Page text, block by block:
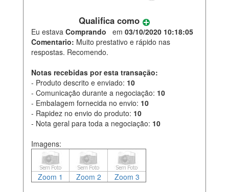
Qualifica como
Eu estava Comprando em 03/10/2020 10:18:05
Comentario: Muito prestativo e rápido nas
respostas. Recomendo.
Notas recebidas por esta transação:
- Produto descrito e enviado: 10
- Comunicação durante a negociação: 10
- Embalagem fornecida no envio: 10
- Rapidez no envio do produto: 10
- Nota geral para toda a negociação: 10
Imagens:
Zoom 1 Zoom 2 Zoom 3